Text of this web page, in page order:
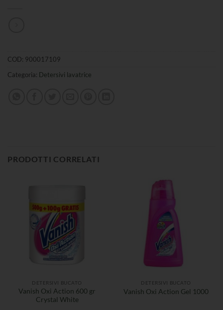
COD: 900017109
Categoria: Detersivi lavatrice
PRODOTTI CORRELATI
DETERSIVI BUCATO
Vanish Oxi Action 600 gr
Crystal White
DETERSIVI BUCATO
Vanish Oxi Action Gel 1000